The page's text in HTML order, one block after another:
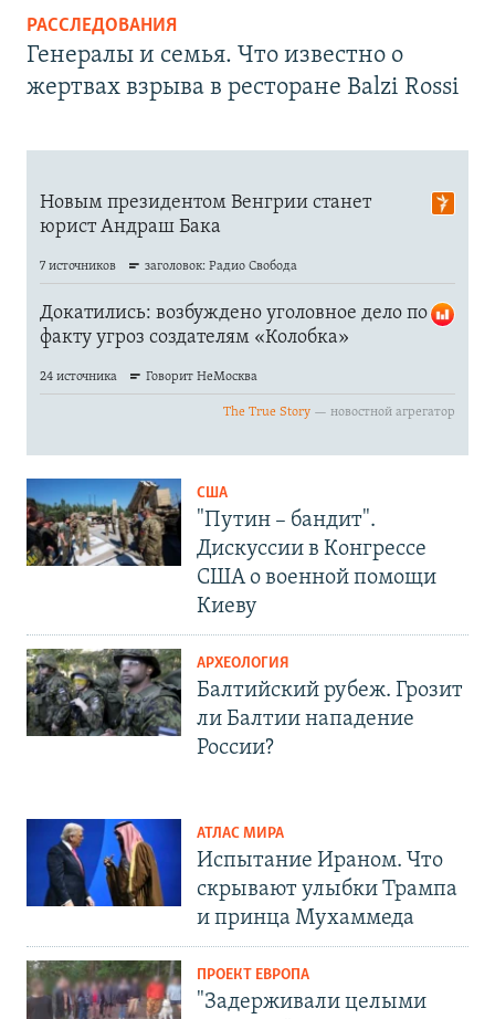
РАССЛЕДОВАНИЯ
Генералы и семья. Что известно о
жертвах взрыва в ресторане Balzi Rossi
США
"Путин – бандит".
Дискуссии в Конгрессе
США о военной помощи
Киеву
АРХЕОЛОГИЯ
Балтийский рубеж. Грозит
ли Балтии нападение
России?
АТЛАС МИРА
Испытание Ираном. Что
скрывают улыбки Трампа
и принца Мухаммеда
ПРОЕКТ ЕВРОПА
"Задерживали целыми